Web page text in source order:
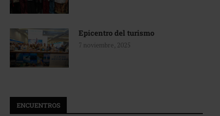
Epicentro del turismo
7 noviembre, 2025
ENCUENTROS